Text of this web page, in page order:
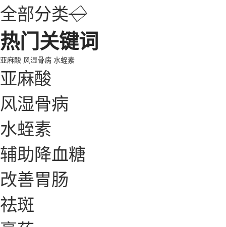
全部分类◇
热门关键词
亚麻酸 风湿骨病 水蛭素
亚麻酸
风湿骨病
水蛭素
辅助降血糖
改善胃肠
祛斑